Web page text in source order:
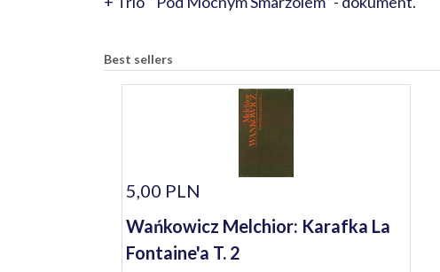
Best sellers
5,00 PLN
Wańkowicz Melchior: Karafka La
Fontaine'a T. 2